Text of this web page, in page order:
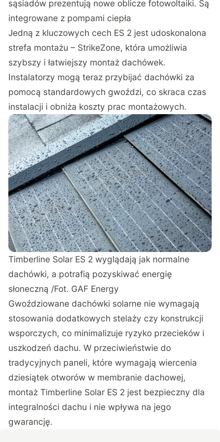
sąsiadów prezentują nowe oblicze fotowoltaiki. Są
integrowane z pompami ciepła
Jedną z kluczowych cech ES 2 jest udoskonalona
strefa montażu – StrikeZone, która umożliwia
szybszy i łatwiejszy montaż dachówek.
Instalatorzy mogą teraz przybijać dachówki za
pomocą standardowych gwoździ, co skraca czas
instalacji i obniża koszty prac montażowych.
Timberline Solar ES 2 wyglądają jak normalne
dachówki, a potrafią pozyskiwać energię
słoneczną /Fot. GAF Energy
Gwoździowane dachówki solarne nie wymagają
stosowania dodatkowych stelaży czy konstrukcji
wsporczych, co minimalizuje ryzyko przecieków i
uszkodzeń dachu. W przeciwieństwie do
tradycyjnych paneli, które wymagają wiercenia
dziesiątek otworów w membranie dachowej,
montaż Timberline Solar ES 2 jest bezpieczny dla
integralności dachu i nie wpływa na jego
gwarancję.